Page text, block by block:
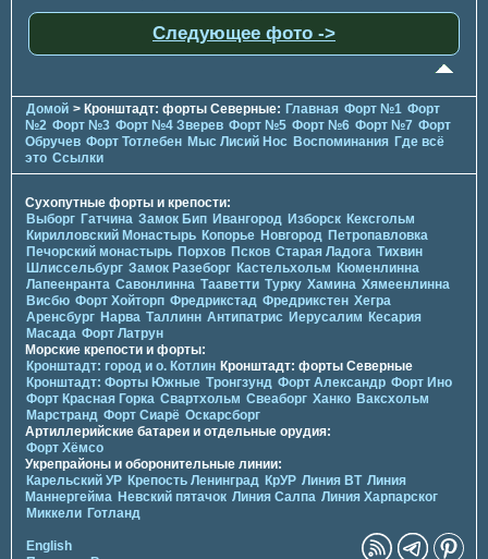
Следующее фото ->
Домой > Кронштадт: форты Северные: Главная Форт №1 Форт
№2 Форт №3 Форт №4 Зверев Форт №5 Форт №6 Форт №7 Форт
Обручев Форт Тотлебен Мыс Лисий Нос Воспоминания Где всё
это Ссылки
Сухопутные форты и крепости:
Выборг Гатчина Замок Бип Ивангород Изборск Кексгольм
Кирилловский Монастырь Копорье Новгород Петропавловка
Печорcкий монастырь Порхов Псков Старая Ладога Тихвин
Шлиссельбург Замок Разеборг Кастельхольм Кюменлинна
Лапеенранта Савонлинна Тааветти Турку Хамина Хямеенлинна
Висбю Форт Хойторп Фредрикстад Фредрикстен Хегра
Аренсбург Нарва Таллинн Антипатрис Иерусалим Кесария
Масада Форт Латрун
Морские крепости и форты:
Кронштадт: город и о. Котлин Кронштадт: форты Северные
Кронштадт: Форты Южные Тронгзунд Форт Александр Форт Ино
Форт Красная Горка Свартхольм Свеаборг Ханко Ваксхольм
Марстранд Форт Сиарё Оскарсборг
Артиллерийские батареи и отдельные орудия:
Форт Хёмсо
Укрепрайоны и оборонительные линии:
Карельский УР Крепость Ленинград КрУР Линия ВТ Линия
Маннергейма Невский пятачок Линия Салпа Линия Харпарског
Миккели Готланд
English